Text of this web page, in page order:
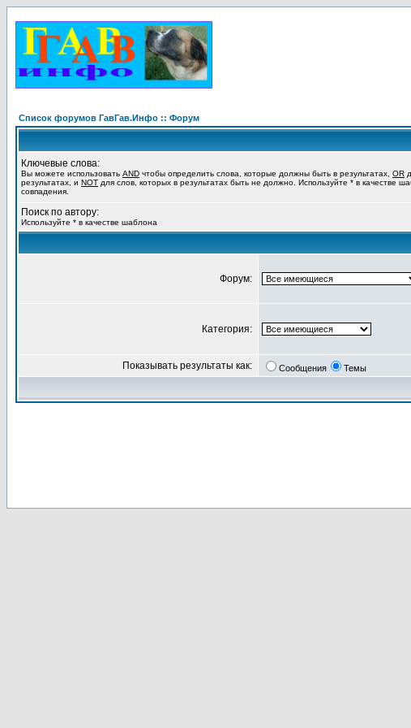
Список форумов ГавГав.Инфо :: Форум
Ключевые слова:
Вы можете использовать AND чтобы определить слова, которые должны быть в результатах, OR
результатах, и NOT для слов, которых в результатах быть не должно. Используйте * в качестве
совпадения.
Поиск по автору:
Используйте * в качестве шаблона
Форум:
Категория:
Показывать результаты как: Сообщения Темы